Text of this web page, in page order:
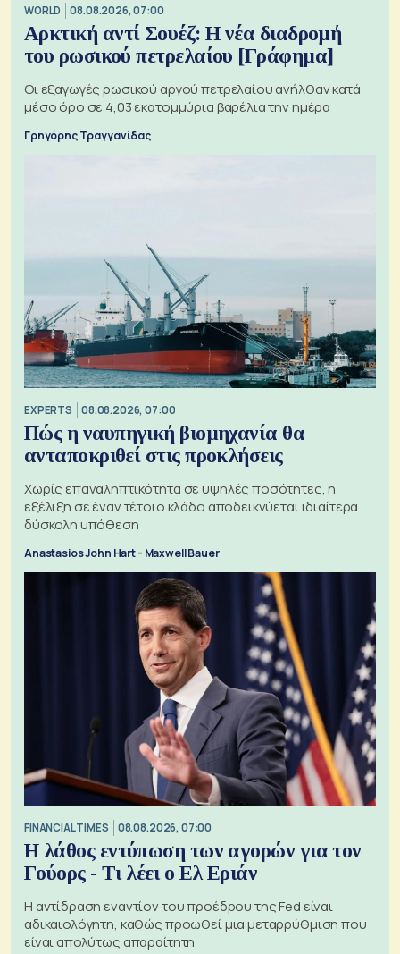
WORLD 08.08.2026, 07:00
Αρκτική αντί Σουέζ: Η νέα διαδρομή
του ρωσικού πετρελαίου [Γράφημα]
Οι εξαγωγές ρωσικού αργού πετρελαίου ανήλθαν κατά
μέσο όρο σε 4,03 εκατομμύρια βαρέλια την ημέρα
Γρηγόρης Τραγγανίδας
EXPERTS 08.08.2026, 07:00
Πώς η ναυπηγική βιομηχανία θα
ανταποκριθεί στις προκλήσεις
Χωρίς επαναληπτικότητα σε υψηλές ποσότητες, η
εξέλιξη σε έναν τέτοιο κλάδο αποδεικνύεται ιδιαίτερα
δύσκολη υπόθεση
Anastasios John Hart - Maxwell Bauer
FINANCIAL TIMES 08.08.2026, 07:00
Η λάθος εντύπωση των αγορών για τον
Γούορς - Τι λέει ο Ελ Εριάν
Η αντίδραση εναντίον του προέδρου της Fed είναι
αδικαιολόγητη, καθώς προωθεί μια μεταρρύθμιση που
είναι απολύτως απαραίτητη